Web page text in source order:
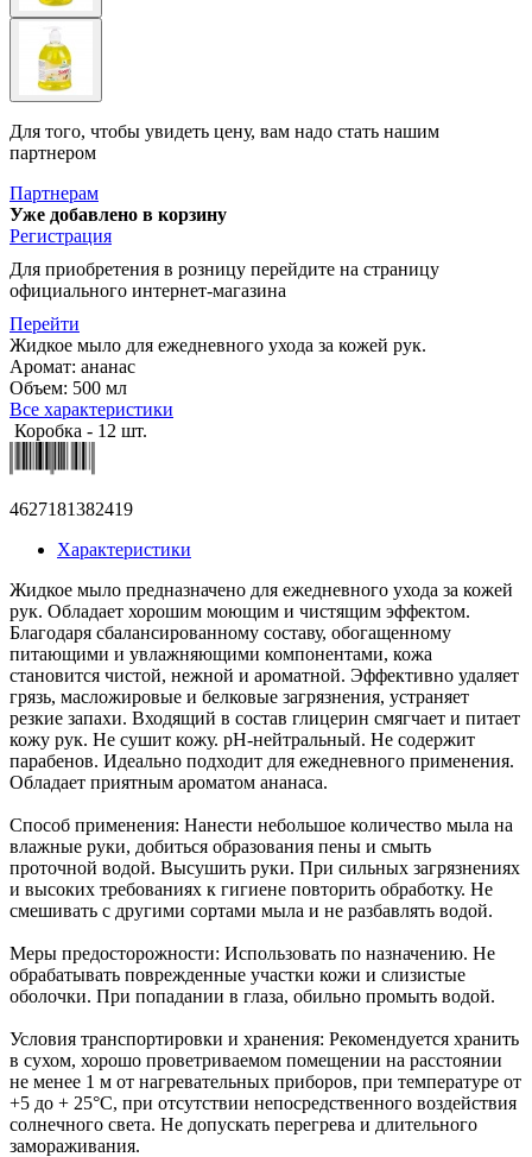
Для того, чтобы увидеть цену, вам надо стать нашим
партнером
Партнерам
Уже добавлено в корзину
Регистрация
Для приобретения в розницу перейдите на страницу
официального интернет-магазина
Перейти
Жидкое мыло для ежедневного ухода за кожей рук.
Аромат: ананас
Объем: 500 мл
Все характеристики
Коробка - 12 шт.
4627181382419
Характеристики
Жидкое мыло предназначено для ежедневного ухода за кожей
рук. Обладает хорошим моющим и чистящим эффектом.
Благодаря сбалансированному составу, обогащенному
питающими и увлажняющими компонентами, кожа
становится чистой, нежной и ароматной. Эффективно удаляет
грязь, масложировые и белковые загрязнения, устраняет
резкие запахи. Входящий в состав глицерин смягчает и питает
кожу рук. Не сушит кожу. pH-нейтральный. Не содержит
парабенов. Идеально подходит для ежедневного применения.
Обладает приятным ароматом ананаса.
Способ применения: Нанести небольшое количество мыла на
влажные руки, добиться образования пены и смыть
проточной водой. Высушить руки. При сильных загрязнениях
и высоких требованиях к гигиене повторить обработку. Не
смешивать с другими сортами мыла и не разбавлять водой.
Меры предосторожности: Использовать по назначению. Не
обрабатывать поврежденные участки кожи и слизистые
оболочки. При попадании в глаза, обильно промыть водой.
Условия транспортировки и хранения: Рекомендуется хранить
в сухом, хорошо проветриваемом помещении на расстоянии
не менее 1 м от нагревательных приборов, при температуре от
+5 до + 25°С, при отсутствии непосредственного воздействия
солнечного света. Не допускать перегрева и длительного
замораживания.